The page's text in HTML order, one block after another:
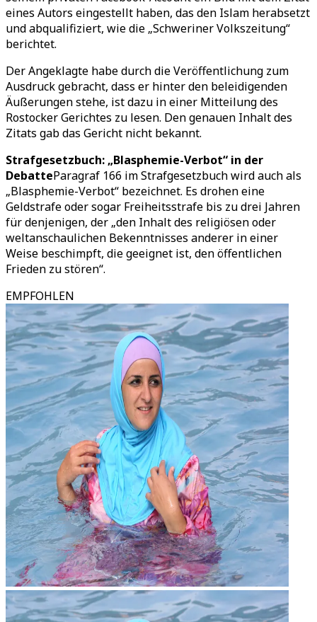
eines Autors eingestellt haben, das den Islam herabsetzt
und abqualifiziert, wie die „Schweriner Volkszeitung“
berichtet.
Der Angeklagte habe durch die Veröffentlichung zum
Ausdruck gebracht, dass er hinter den beleidigenden
Äußerungen stehe, ist dazu in einer Mitteilung des
Rostocker Gerichtes zu lesen. Den genauen Inhalt des
Zitats gab das Gericht nicht bekannt.
Strafgesetzbuch: „Blasphemie-Verbot“ in der
DebatteParagraf 166 im Strafgesetzbuch wird auch als
„Blasphemie-Verbot“ bezeichnet. Es drohen eine
Geldstrafe oder sogar Freiheitsstrafe bis zu drei Jahren
für denjenigen, der „den Inhalt des religiösen oder
weltanschaulichen Bekenntnisses anderer in einer
Weise beschimpft, die geeignet ist, den öffentlichen
Frieden zu stören“.
EMPFOHLEN